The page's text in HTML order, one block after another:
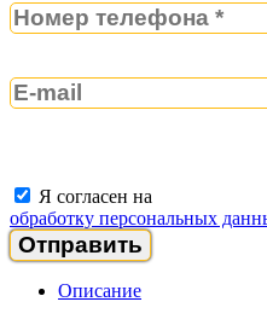
Я согласен на
обработку персональных
Описание